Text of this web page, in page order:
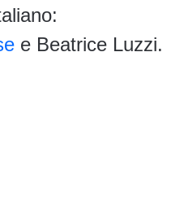
e Beatrice Luzzi.